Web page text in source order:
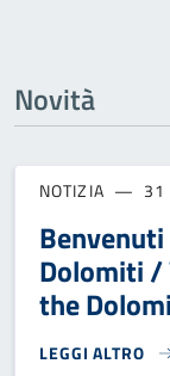
Novità
NOTIZIA 31
Dolomiti /
the
LEGGI ALTRO
BENVENUTI